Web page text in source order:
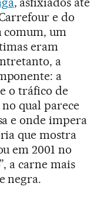
e do
comum, um
eram
a
a
o tráfico de
qual parece
e onde impera
que mostra
em 2001 no
a carne mais
negra.